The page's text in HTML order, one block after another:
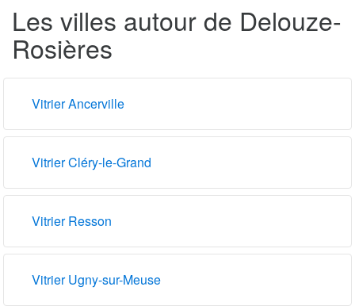
Les villes autour de Delouze-
Rosières
Vitrier Ancerville
Vitrier Cléry-le-Grand
Vitrier Resson
Vitrier Ugny-sur-Meuse